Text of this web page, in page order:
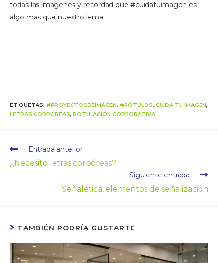
todas las imagenes y recordad que #cuidatuimagen es
algo más que nuestro lema.
ETIQUETAS: #PROYECTOSDEIMAGEN, #RÓTULOS, CUIDA TU IMAGEN,
LETRAS CORPOREAS, ROTULACIÓN CORPORATIVA
Entrada anterior
¿Necesito letras corpóreas?
Siguiente entrada
Señalética, elementos de señalización
TAMBIÉN PODRÍA GUSTARTE